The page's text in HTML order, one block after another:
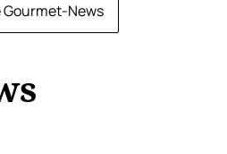
Gourmet-News